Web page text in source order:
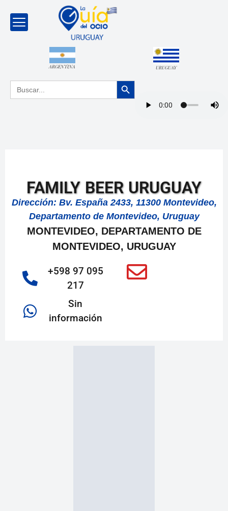
ARGENTINA URUGUAY
Buscar: Botón de búsqueda
FAMILY BEER URUGUAY
Dirección: Bv. España 2433, 11300 Montevideo,
Departamento de Montevideo, Uruguay
MONTEVIDEO, DEPARTAMENTO DE
MONTEVIDEO, URUGUAY
+598 97 095
217
Sin
información